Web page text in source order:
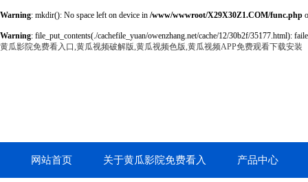
Warning: mkdir(): No space left on device in /www/wwwroot/X29X30Z1.COM/func.php
Warning: file_put_contents(./cachefile_yuan/owenzhang.net/cache/12/30b2f/35177.html):
黄瓜影院免费看入口,黄瓜视频破解版,黄瓜视频色版,黄瓜视频APP免费观看下载安装
网站首页 关于黄瓜影院免费看入 产品中心